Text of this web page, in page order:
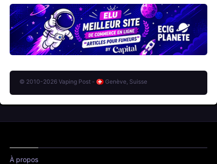
© 2010-2026 Vaping Post - Genève, Suisse
À propos